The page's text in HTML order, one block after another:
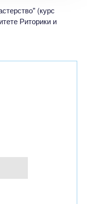
(курс
Риторики и